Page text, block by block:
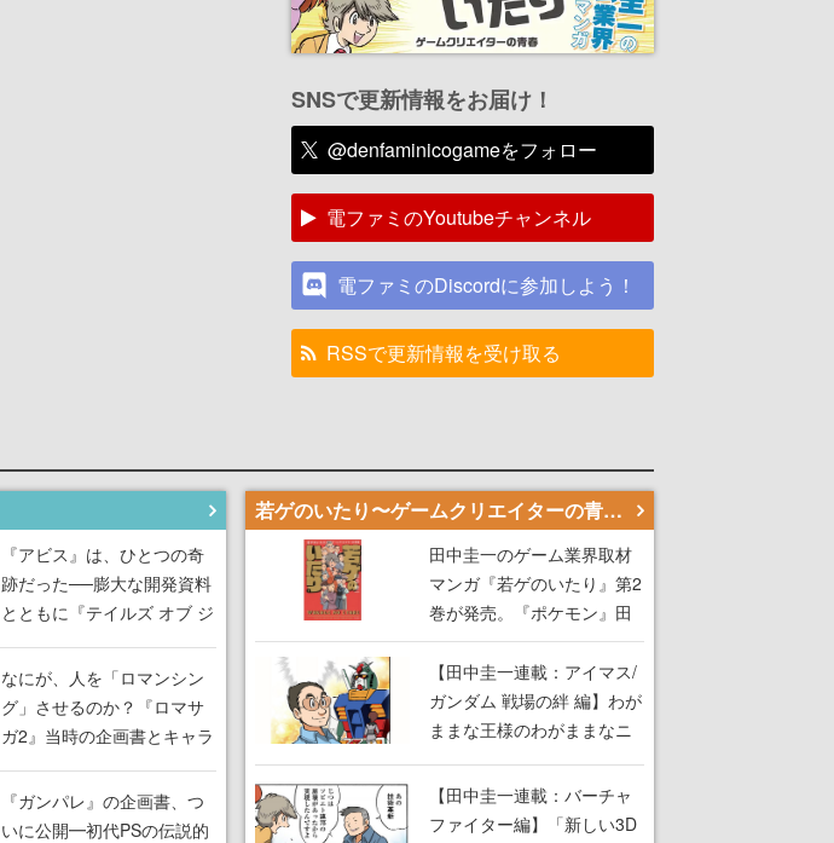
SNSで更新情報をお届け！
@denfaminicogameをフォロー
電ファミのYoutubeチャンネル
電ファミのDiscordに参加しよう！
RSSで更新情報を受け取る
『アビス』は、ひとつの奇
跡だった──膨大な開発資料
とともに『テイルズ オブ ジ
アビス』開発陣に聞く、
「生まれた意味を知る
RPG」が生まれた理由【ゲ
ームの企画書】
なにが、人を「ロマンシン
グ」させるのか？『ロマサ
ガ2』当時の企画書とキャラ
設定画から迫る、河津秋敏
がRPGに生み出した「ロマ
ン」の正体とは【ゲームの
『ガンパレ』の企画書、つ
いに公開━初代PSの伝説的
若ゲのいたり〜ゲームクリエイターの青春〜
田中圭一のゲーム業界取材
マンガ『若ゲのいたり』第2
巻が発売。『ポケモン』田
尻智さん、『ゼビウス』遠
藤雅伸さんらの貴重なエピ
ソードを収録
【田中圭一連載：アイマス/
ガンダム 戦場の絆 編】わが
ままな王様のわがままなニ
ーズを満たす！──小山順一
朗が貫く姿勢に、ゲームク
リエイターとしての矜持を
【田中圭一連載：バーチャ
ファイター編】「新しい3D